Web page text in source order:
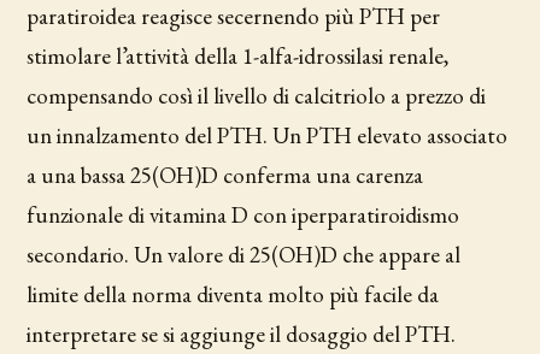
paratiroidea reagisce secernendo più PTH per
stimolare l’attività della 1-alfa-idrossilasi renale,
compensando così il livello di calcitriolo a prezzo di
un innalzamento del PTH. Un PTH elevato associato
a una bassa 25(OH)D conferma una carenza
funzionale di vitamina D con iperparatiroidismo
secondario. Un valore di 25(OH)D che appare al
limite della norma diventa molto più facile da
interpretare se si aggiunge il dosaggio del PTH.